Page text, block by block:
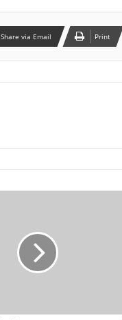
Share via Email Print